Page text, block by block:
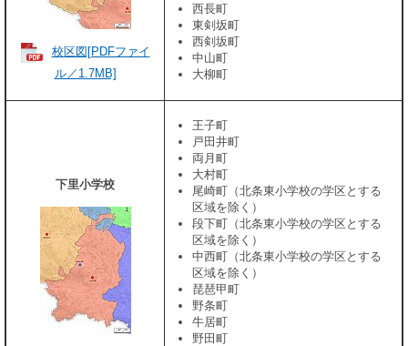
校区図[PDFファイ
ル／1.7MB]
西長町
東剣坂町
西剣坂町
中山町
大柳町
下里小学校
王子町
戸田井町
両月町
大村町
尾崎町（北条東小学校の学区とする
区域を除く）
段下町（北条東小学校の学区とする
区域を除く）
中西町（北条東小学校の学区とする
区域を除く）
琵琶甲町
野条町
牛居町
野田町